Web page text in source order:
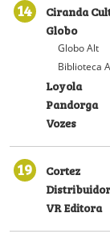
14
Ciranda
Globo
Globo Alt
Biblioteca
Loyola
Pandorga
Vozes
19
Cortez
VR Editora